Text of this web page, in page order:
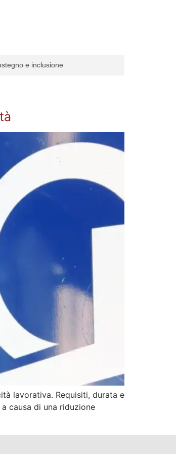
e inclusione
lavorativa. Requisiti, durata e
causa di una riduzione